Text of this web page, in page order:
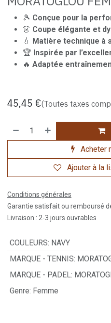
🎾 Conçue pour la
👗 Coupe élégante et
💧 Matière technique à
🏆 Inspirée par
🔥 Adaptée
45,45 €(Toutes taxes
Acheter
Ajouter à la
Conditions générales
Garantie satisfait ou remboursé
Livraison : 2-3 jours ouvrables
COULEURS: NAVY
MARQUE - TENNIS:
MARQUE - PADEL:
Genre: Femme